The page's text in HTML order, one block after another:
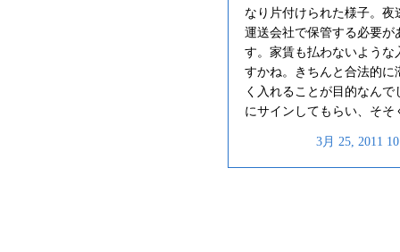
なり片付けられた様子。
運送会社で保管する必要が
す。家賃も払わないよう
すかね。きちんと合法的
く入れることが目的なん
にサインしてもらい、そ
3月 25, 2011